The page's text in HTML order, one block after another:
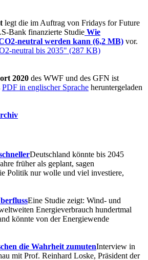
legt die im Auftrag von Fridays for Future
Bank finanzierte Studie Wie
neutral werden kann (6,2 MB) vor.
neutral bis 2035" (287 KB)
2020 des WWF und des GFN ist
PDF in englischer Sprache heruntergeladen
Deutschland könnte bis 2045
früher als geplant, sagen
Politik nur wolle und viel investiere,
Eine Studie zeigt: Wind- und
Energieverbrauch hundertmal
könnte von der Energiewende
die Wahrheit zumutenInterview in
mit Prof. Reinhard Loske, Präsident der